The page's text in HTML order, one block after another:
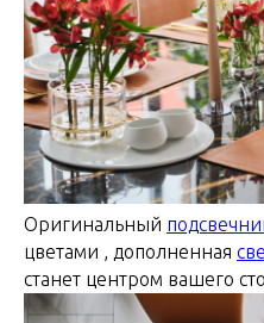
Оригинальный
цветами , дополненная
станет центром вашего